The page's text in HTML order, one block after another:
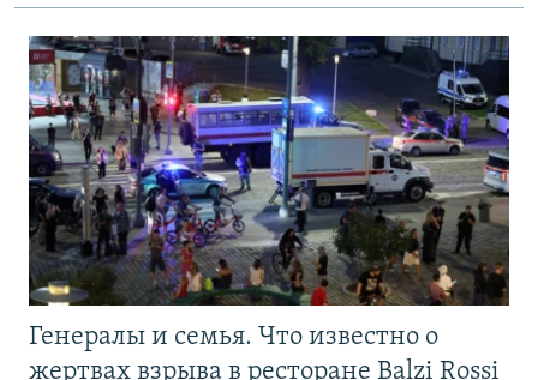
Генералы и семья. Что известно о
жертвах взрыва в ресторане Balzi Rossi